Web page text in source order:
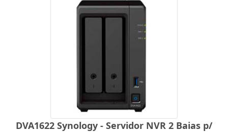
DVA1622 Synology - Servidor NVR 2 Baias p/